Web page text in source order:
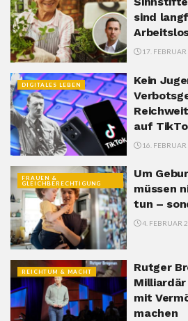
sind
17. FEBRUAR
DIGITALES LEBEN
Kein
auf
16. FEBRUAR
FRAUEN &
GLEICHBERECHTIGUNG
Um
müssen
tun –
4. FEBRUAR
REICHTUM & MACHT
Rutger
Milliardär
mit
machen